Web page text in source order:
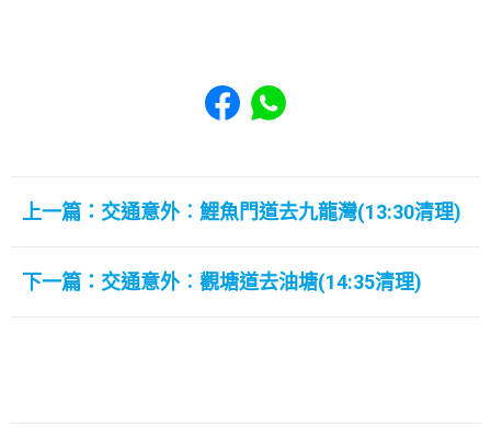
Share to Facebook
Share to WhatsApp
上一篇：交通意外︰鯉魚門道去九龍灣(13:30清理)
下一篇：交通意外︰觀塘道去油塘(14:35清理)